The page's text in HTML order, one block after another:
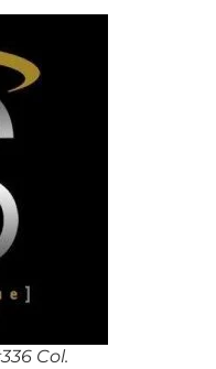
Col.